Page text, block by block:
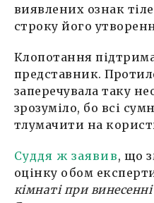
виявлених ознак
строку його
Клопотання
представник.
заперечувала таку
зрозуміло, бо всі
тлумачити на
Суддя ж заявив, що
оцінку обом
кімнаті при